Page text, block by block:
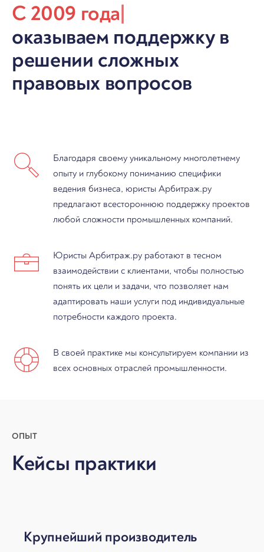
C 2009 года|
оказываем поддержку в
решении сложных
правовых вопросов
Благодаря своему уникальному многолетнему
опыту и глубокому пониманию специфики
ведения бизнеса, юристы Арбитраж.ру
предлагают всестороннюю поддержку проектов
любой сложности промышленных компаний.
Юристы Арбитраж.ру работают в тесном
взаимодействии с клиентами, чтобы полностью
понять их цели и задачи, что позволяет нам
адаптировать наши услуги под индивидуальные
потребности каждого проекта.
В своей практике мы консультируем компании из
всех основных отраслей промышленности.
ОПЫТ
Кейсы практики
Крупнейший производитель